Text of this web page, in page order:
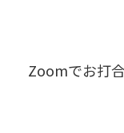
Zoomでお打